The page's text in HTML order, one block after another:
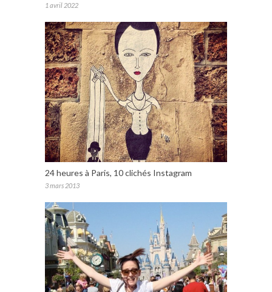
1 avril 2022
24 heures à Paris, 10 clichés Instagram
3 mars 2013